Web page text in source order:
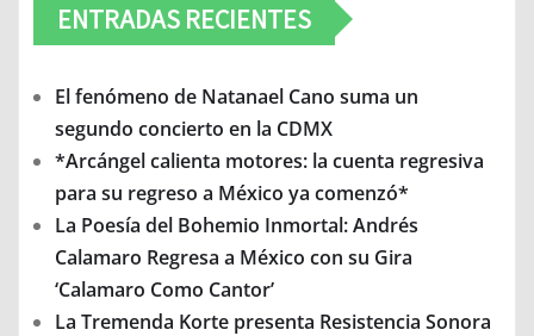
ENTRADAS RECIENTES
El fenómeno de Natanael Cano suma un
segundo concierto en la CDMX
*Arcángel calienta motores: la cuenta regresiva
para su regreso a México ya comenzó*
La Poesía del Bohemio Inmortal: Andrés
Calamaro Regresa a México con su Gira
‘Calamaro Como Cantor’
La Tremenda Korte presenta Resistencia Sonora